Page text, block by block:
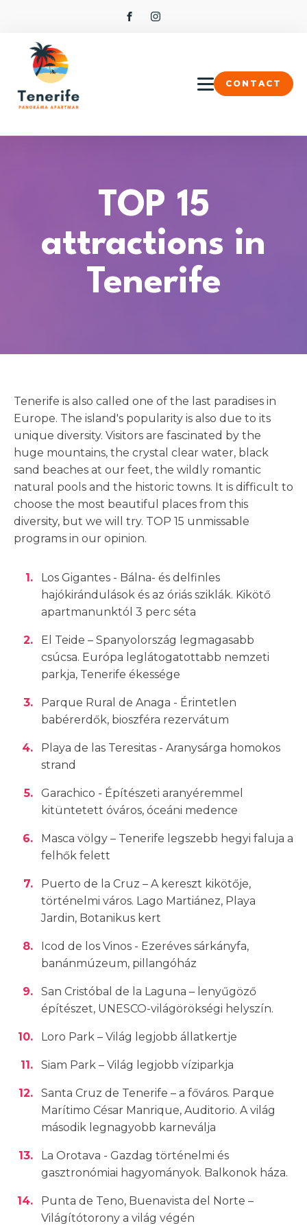
CONTACT
TOP 15
attractions in
Tenerife
Tenerife is also called one of the last paradises in
Europe. The island's popularity is also due to its
unique diversity. Visitors are fascinated by the
huge mountains, the crystal clear water, black
sand beaches at our feet, the wildly romantic
natural pools and the historic towns. It is difficult to
choose the most beautiful places from this
diversity, but we will try. TOP 15 unmissable
programs in our opinion.
Los Gigantes - Bálna- és delfinles
hajókirándulások és az óriás sziklák. Kikötő
apartmanunktól 3 perc séta
El Teide – Spanyolország legmagasabb
csúcsa. Európa leglátogatottabb nemzeti
parkja, Tenerife ékessége
Parque Rural de Anaga - Érintetlen
babérerdők, bioszféra rezervátum
Playa de las Teresitas - Aranysárga homokos
strand
Garachico - Építészeti aranyéremmel
kitüntetett óváros, óceáni medence
Masca völgy – Tenerife legszebb hegyi faluja a
felhők felett
Puerto de la Cruz – A kereszt kikötője,
történelmi város. Lago Martiánez, Playa
Jardin, Botanikus kert
Icod de los Vinos - Ezeréves sárkányfa,
banánmúzeum, pillangóház
San Cristóbal de la Laguna – lenyűgöző
építészet, UNESCO-világörökségi helyszín.
Loro Park – Világ legjobb állatkertje
Siam Park – Világ legjobb víziparkja
Santa Cruz de Tenerife – a főváros. Parque
Marítimo César Manrique, Auditorio. A világ
második legnagyobb karneválja
La Orotava - Gazdag történelmi és
gasztronómiai hagyományok. Balkonok háza.
Punta de Teno, Buenavista del Norte –
Világítótorony a világ végén